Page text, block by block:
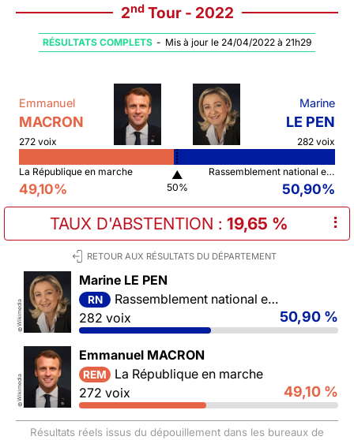
2ndTour - 2022
RÉSULTATS COMPLETS - Mis à jour le 24/04/2022 à 21h29
Emmanuel
MACRON
272 voix
Marine
LE PEN
282 voix
La République en marche
49,10%
▲
50%
Rassemblement national et ses alliés
50,90%
TAUX D'ABSTENTION : 19,65 % ⠇
RETOUR AUX RÉSULTATS DU DÉPARTEMENT
©
Wikimedia
Marine LE PEN
RN
Rassemblement national et ses alliés
282 voix
50,90 %
©
Wikimedia
Emmanuel MACRON
REM
La République en marche
272 voix
49,10 %
Résultats réels issus du dépouillement dans les bureaux de